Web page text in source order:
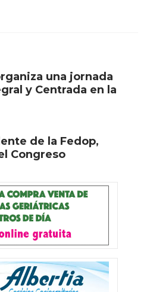
una jornada
y Centrada en la
de la Fedop,
Congreso